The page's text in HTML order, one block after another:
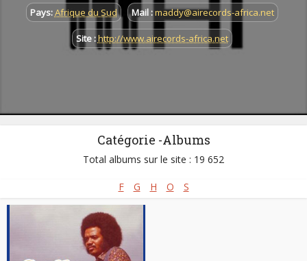
Pays:Afrique du Sud Mail :maddy@airecords-africa.net
Site :http://www.airecords-africa.net
Catégorie -Albums
Total albums sur le site : 19 652
F G H O S